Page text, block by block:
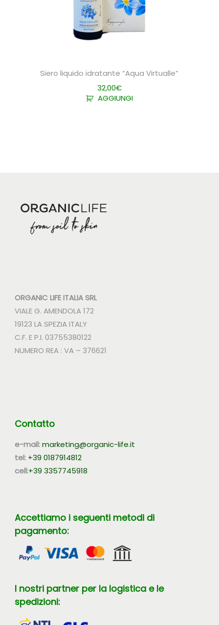
Siero liquido idratante “Aqua Virtualle”
32,00€
AGGIUNGI
ORGANIC LIFE ITALIA SRL
VIALE G. AMENDOLA 172
19123 LA SPEZIA ITALY
C.F. E P.I. 03755380122
NUMERO REA : VA – 376621
Contatto
e-mail:marketing@organic-life.it
tel: +39 0187914812
cell:+39 3357745918
Accettiamo i seguenti metodi di
pagamento:
I nostri partner per la logistica e le
spedizioni: